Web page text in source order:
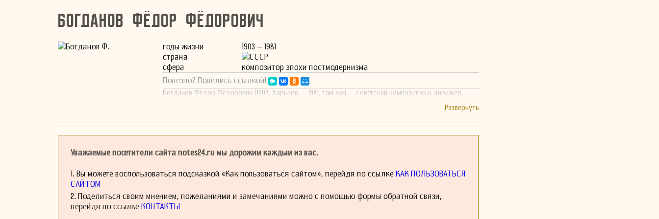
Богданов Фёдор Фёдорович
годы жизни
1903 – 1981
страна
СССР
сфера
композитор эпохи постмодернизма
Полезно? Поделись ссылкой!
Богданов Фёдор Фёдорович (1903, Харьков — 1981, там же) — советский композитор и дирижёр.
Уважаемые посетители сайта notes24.ru мы дорожим каждым из вас.
1. Вы можете воспользоваться подсказкой «Как пользоваться сайтом», перейдя по ссылке КАК ПОЛЬЗОВАТЬСЯ
САЙТОМ
2. Поделиться своим мнением, пожеланиями и замечаниями можно с помощью формы обратной связи,
перейдя по ссылке КОНТАКТЫ